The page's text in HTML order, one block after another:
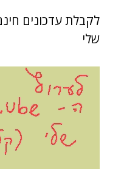
לקבלת עדכונים
שלי